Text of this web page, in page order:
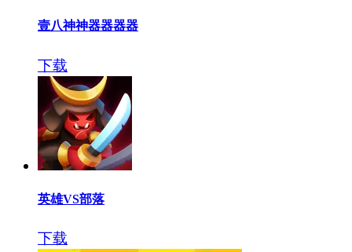
壹八神神器器器器
下载
英雄VS部落
下载